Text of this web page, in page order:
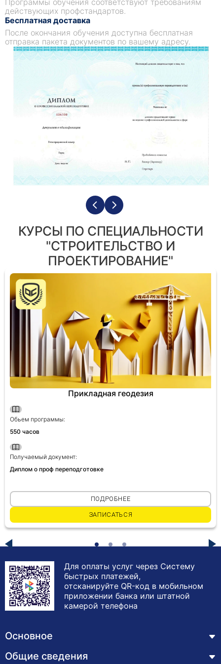
установление протоколов коммуникации.
Хорошо организованный строительный проект
будет иметь подробные графики, бюджеты и
временные рамки, чтобы обеспечить единство
действий всех участников. Планирование
также включает в себя определение рисков и
непредвиденных обстоятельств для их
снижения.
Управление производственным персоналом
Управление производственным персоналом -
важнейший аспект любого строительного
проекта. Оно включает в себя координацию
ресурсов, материалов и рабочей силы для
обеспечения своевременного завершения
проекта. Как организатор строительного
производства, вы обязаны контролировать
повседневную деятельность производственной
команды, обеспечивая эффективную и
результативную работу всех участников для
достижения целей проекта.
Программы обучения соответствуют требованиям
действующих профстандартов.
Бесплатная доставка
После окончания обучения доступна бесплатная
отправка пакета документов по вашему адресу.
КУРСЫ ПО СПЕЦИАЛЬНОСТИ
"СТРОИТЕЛЬСТВО И
ПРОЕКТИРОВАНИЕ"
Прикладная геодезия
Обьем программы:
550 часов
Получаемый документ:
Диплом о проф переподготовке
ПОДРОБНЕЕ
ЗАПИСАТЬСЯ
Для оплаты услуг через Систему
быстрых платежей,
отсканируйте QR-код в мобильном
приложении банка или штатной
камерой телефона
Основное
Курсы
Общие сведения